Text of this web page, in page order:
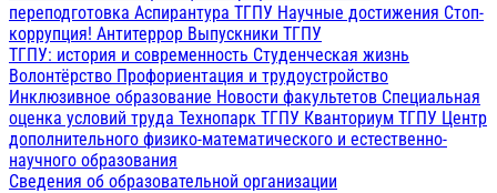
переподготовка Аспирантура ТГПУ Научные достижения Стоп-
коррупция! Антитеррор Выпускники ТГПУ
ТГПУ: история и современность Студенческая жизнь
Волонтёрство Профориентация и трудоустройство
Инклюзивное образование Новости факультетов Специальная
оценка условий труда Технопарк ТГПУ Кванториум ТГПУ Центр
дополнительного физико-математического и естественно-
научного образования
Сведения об образовательной организации